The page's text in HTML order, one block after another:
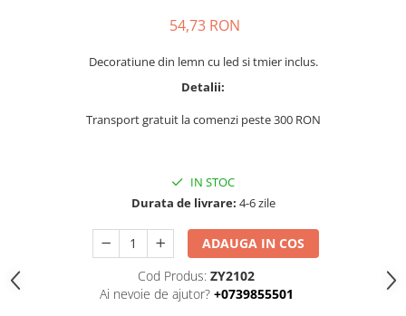
54,73 RON
Decoratiune din lemn cu led si tmier inclus.
Detalii:
Transport gratuit la comenzi peste 300 RON
IN STOC
Durata de livrare: 4-6 zile
ADAUGA IN COS
Cod Produs: ZY2102
Ai nevoie de ajutor? +0739855501